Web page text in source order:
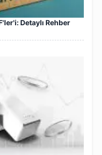
Detaylı Rehber